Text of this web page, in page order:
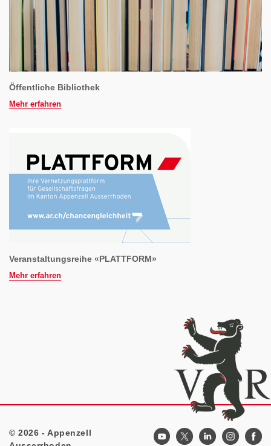
Öffentliche Bibliothek
Mehr erfahren
Veranstaltungsreihe «PLATTFORM»
Mehr erfahren
© 2026 - Appenzell